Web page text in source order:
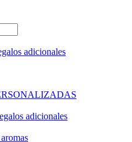
adicionales
adicionales